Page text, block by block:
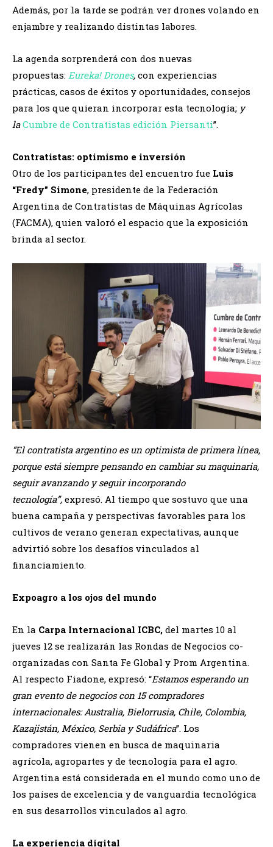
Además, por la tarde se podrán ver drones volando en
enjambre y realizando distintas labores.
La agenda sorprenderá con dos nuevas
propuestas: Eureka! Drones, con experiencias
prácticas, casos de éxitos y oportunidades, consejos
para los que quieran incorporar esta tecnología; y
la Cumbre de Contratistas edición Piersanti”.
Contratistas: optimismo e inversión
Otro de los participantes del encuentro fue Luis
“Fredy” Simone, presidente de la Federación
Argentina de Contratistas de Máquinas Agrícolas
(FACMA), quien valoró el espacio que la exposición
brinda al sector.
“El contratista argentino es un optimista de primera línea,
porque está siempre pensando en cambiar su maquinaria,
seguir avanzando y seguir incorporando
tecnología”, expresó. Al tiempo que sostuvo que una
buena campaña y perspectivas favorables para los
cultivos de verano generan expectativas, aunque
advirtió sobre los desafíos vinculados al
financiamiento.
Expoagro a los ojos del mundo
En la Carpa Internacional ICBC, del martes 10 al
jueves 12 se realizarán las Rondas de Negocios co-
organizadas con Santa Fe Global y Prom Argentina.
Al respecto Fiadone, expresó: “Estamos esperando un
gran evento de negocios con 15 compradores
internacionales: Australia, Bielorrusia, Chile, Colombia,
Kazajistán, México, Serbia y Sudáfrica”. Los
compradores vienen en busca de maquinaria
agrícola, agropartes y de tecnología para el agro.
Argentina está considerada en el mundo como uno de
los países de excelencia y de vanguardia tecnológica
en sus desarrollos vinculados al agro.
La experiencia digital